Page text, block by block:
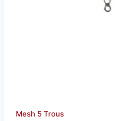
Mesh 5 Trous